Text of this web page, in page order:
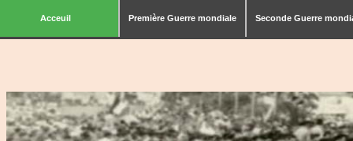
Acceuil Première Guerre mondiale Seconde Guerre